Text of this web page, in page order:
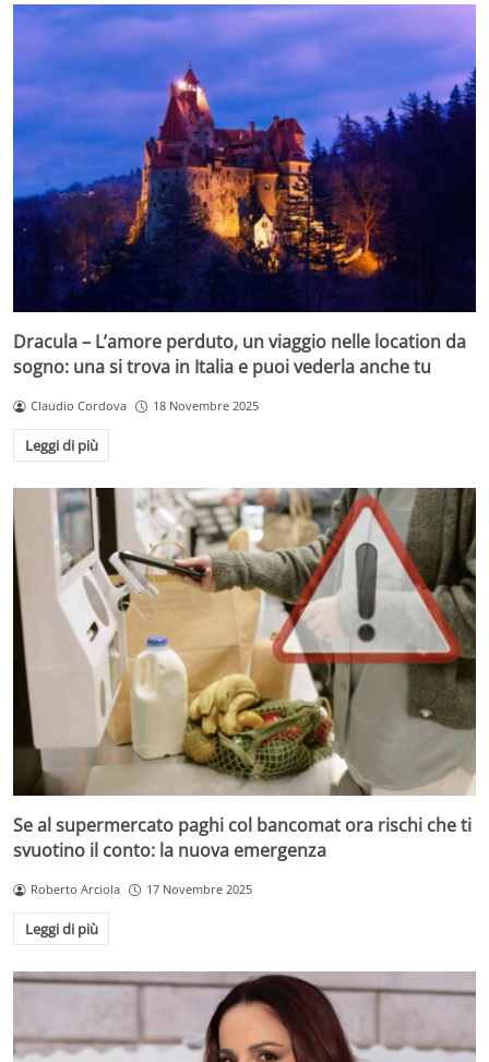
Dracula – L’amore perduto, un viaggio nelle location da
sogno: una si trova in Italia e puoi vederla anche tu
Claudio Cordova 18 Novembre 2025
Leggi di più
Se al supermercato paghi col bancomat ora rischi che ti
svuotino il conto: la nuova emergenza
Roberto Arciola 17 Novembre 2025
Leggi di più